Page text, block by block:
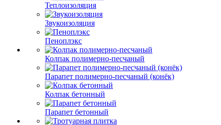
Теплоизоляция
Звукоизоляция
Пеноплэкс
Колпак полимерно-песчаный
Парапет полимерно-песчаный (конёк)
Колпак бетонный
Парапет бетонный